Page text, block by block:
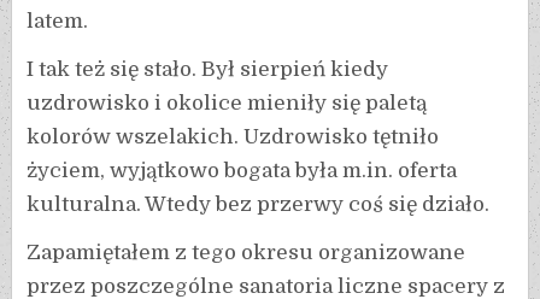
latem.
I tak też się stało. Był sierpień kiedy
uzdrowisko i okolice mieniły się paletą
kolorów wszelakich. Uzdrowisko tętniło
życiem, wyjątkowo bogata była m.in. oferta
kulturalna. Wtedy bez przerwy coś się działo.
Zapamiętałem z tego okresu organizowane
przez poszczególne sanatoria liczne spacery z